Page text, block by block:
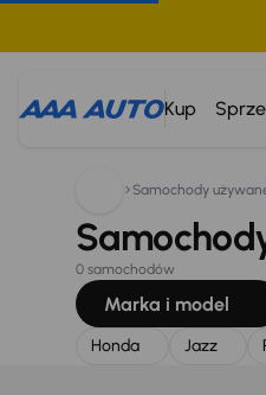
Kup
Szukam:
Samochody
0 samochodów
Marka i model
Honda Jazz